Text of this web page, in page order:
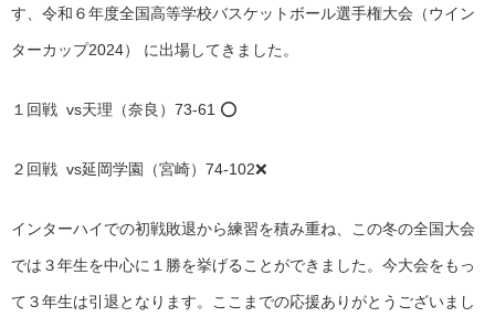
す、令和６年度全国高等学校バスケットボール選手権大会（ウイン
ターカップ2024） に出場してきました。
１回戦 vs天理（奈良）73-61 ⭕️
２回戦 vs延岡学園（宮崎）74-102❌
インターハイでの初戦敗退から練習を積み重ね、この冬の全国大会
では３年生を中心に１勝を挙げることができました。今大会をもっ
て３年生は引退となります。ここまでの応援ありがとうございまし